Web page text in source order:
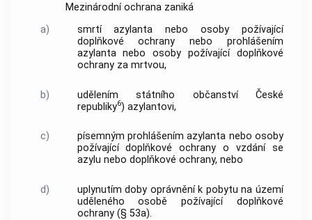
Mezinárodní ochrana zaniká
a)
smrtí azylanta nebo osoby požívající
doplňkové ochrany nebo prohlášením
azylanta nebo osoby požívající doplňkové
ochrany za mrtvou,
b)
udělením státního občanství České
republiky6) azylantovi,
c)
písemným prohlášením azylanta nebo osoby
požívající doplňkové ochrany o vzdání se
azylu nebo doplňkové ochrany, nebo
d)
uplynutím doby oprávnění k pobytu na území
uděleného osobě požívající doplňkové
ochrany (§ 53a).